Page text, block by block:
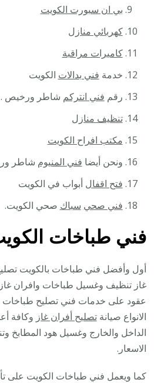
بي ان سبورت الكويت
كهربائي منازل
كاميرات مراقبة
خدمة فني بدالات الكويت
رقم فني انتركم شاطر ورخيص .
تنظيف منازل
مكتب افراح الكويت
ونحن أيضا فني المنيوم شاطر
فتح اقفال أبواب في الكويت
فني صحي سباك صحي الكويت.
فني طباخات
أول وأفضل فني طباخات بالكويت
عقود على خدمات فني تصليح طباخات
الانواع صيانةتصليح أفران غاز وكافة
الداخل والخارج وغسيل هود المطابخ
الاسعار.
كما ويعمل فني طباخات الكويت على